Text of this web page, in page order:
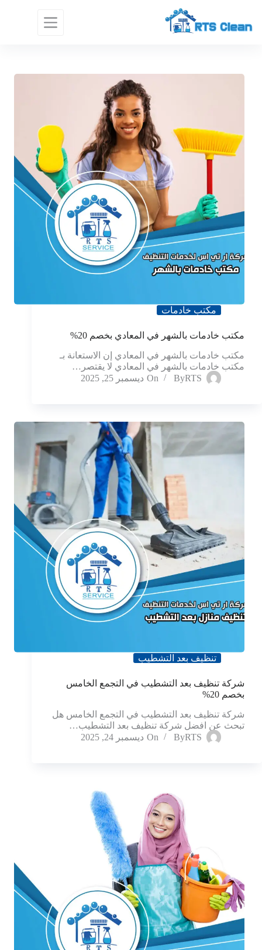
المحتوى
مكتب خادمات
مكتب خادمات بالشهر في المعادي بخصم 20%
مكتب خادمات بالشهر في المعادي إن الاستعانة بـ
مكتب خادمات بالشهر في المعادي لا يقتصر…
ByRTS
On ديسمبر 25, 2025
تنظيف بعد التشطيب
شركة تنظيف بعد التشطيب في التجمع الخامس
بخصم 20%
شركة تنظيف بعد التشطيب في التجمع الخامس هل
تبحث عن افضل شركة تنظيف بعد التشطيب…
ByRTS
On ديسمبر 24, 2025